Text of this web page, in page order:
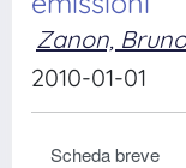
Zanon, Bruno
2010-01-01
Scheda breve